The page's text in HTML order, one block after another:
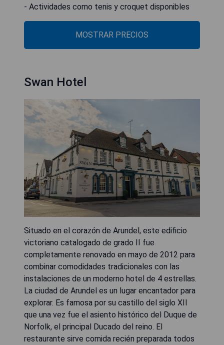
- Actividades como tenis y croquet disponibles
MOSTRAR PRECIOS
Swan Hotel
Situado en el corazón de Arundel, este edificio
victoriano catalogado de grado II fue
completamente renovado en mayo de 2012 para
combinar comodidades tradicionales con las
instalaciones de un moderno hotel de 4 estrellas.
La ciudad de Arundel es un lugar encantador para
explorar. Es famosa por su castillo del siglo XII
que una vez fue el asiento histórico del Duque de
Norfolk, el principal Ducado del reino. El
restaurante sirve comida recién preparada todos